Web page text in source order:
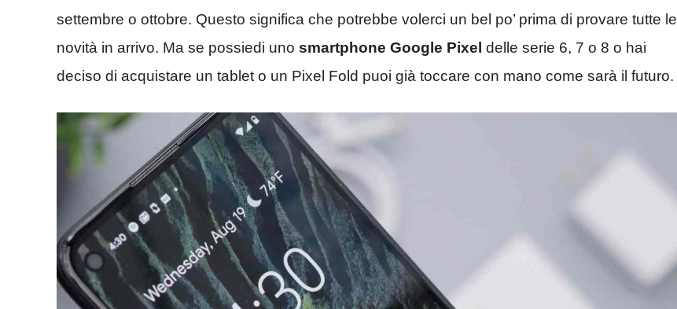
settembre o ottobre. Questo significa che potrebbe volerci un bel po’ prima di provare tutte le
novità in arrivo. Ma se possiedi uno smartphone Google Pixel delle serie 6, 7 o 8 o hai
deciso di acquistare un tablet o un Pixel Fold puoi già toccare con mano come sarà il futuro.